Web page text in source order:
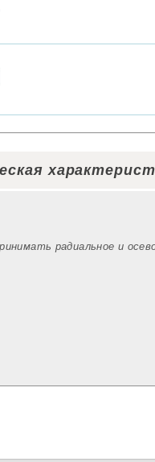
радиальное и